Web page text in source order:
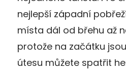
nejlepší západní
místa dál od břehu až
protože na začátku
útesu můžete spatřit